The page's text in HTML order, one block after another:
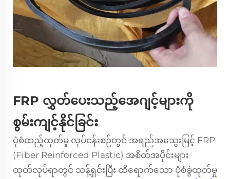
FRP လွှတ်ပေးသည့်အေဂျင့်များကို
စွမ်းကျင့်နိုင်ခြင်း
ပုံစံထည့်ထုတ်မှု လုပ်ငန်းစဉ်တွင် အရည်အသွေးမြင့် FRP
(Fiber Reinforced Plastic) အစိတ်အပိုင်းများ
ထုတ်လုပ်ရာတွင် သန့်ရှင်းပြီး ထိရောက်သော ပုံစံခွဲထုတ်မှု